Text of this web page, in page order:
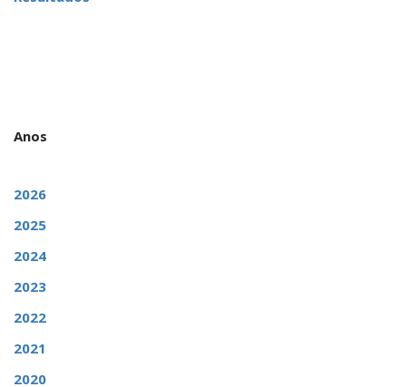
Anos
2026
2025
2024
2023
2022
2021
2020